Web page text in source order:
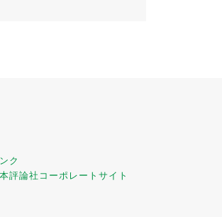
ク
評論社コーポレートサイト